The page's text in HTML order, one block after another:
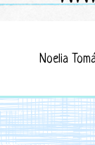
Noelia